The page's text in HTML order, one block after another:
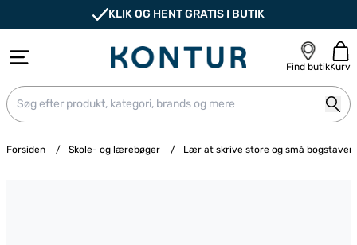
KLIK OG HENT GRATIS I BUTIK
Find butikKurv
Forsiden / Skole- og lærebøger / Lær at skrive store og små bogstaver